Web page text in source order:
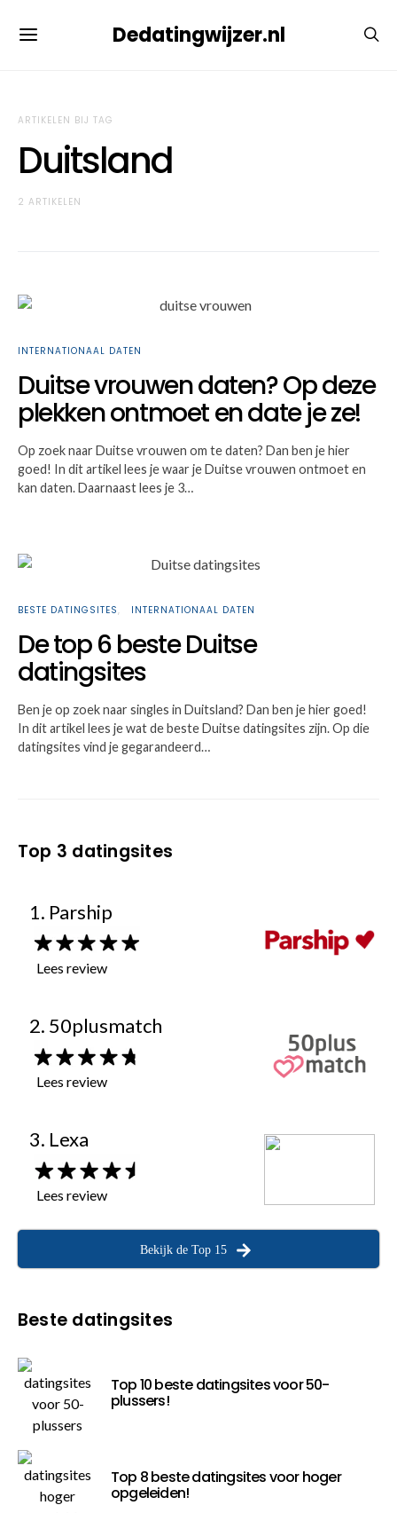
Dedatingwijzer.nl
ARTIKELEN BIJ TAG
Duitsland
2 ARTIKELEN
INTERNATIONAAL DATEN
Duitse vrouwen daten? Op deze
plekken ontmoet en date je ze!
Op zoek naar Duitse vrouwen om te daten? Dan ben je hier
goed! In dit artikel lees je waar je Duitse vrouwen ontmoet en
kan daten. Daarnaast lees je 3…
BESTE DATINGSITES INTERNATIONAAL DATEN
De top 6 beste Duitse
datingsites
Ben je op zoek naar singles in Duitsland? Dan ben je hier goed!
In dit artikel lees je wat de beste Duitse datingsites zijn. Op die
datingsites vind je gegarandeerd…
Top 3 datingsites
1. Parship
Lees review
2. 50plusmatch
Lees review
3. Lexa
Lees review
Bekijk de Top 15
Beste datingsites
Top 10 beste datingsites voor 50-
plussers!
Top 8 beste datingsites voor hoger
opgeleiden!